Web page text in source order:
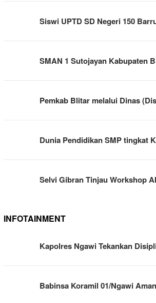
Siswi UPTD SD Negeri 150
SMAN 1 Sutojayan Kabupaten
Pemkab Blitar melalui Dinas
Dunia Pendidikan SMP tingkat
Selvi Gibran Tinjau Workshop
INFOTAINMENT
Kapolres Ngawi Tekankan
Babinsa Koramil 01/Ngawi